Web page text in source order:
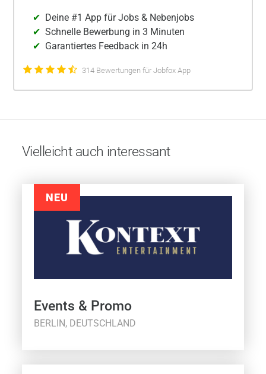
Deine #1 App für Jobs & Nebenjobs
Schnelle Bewerbung in 3 Minuten
Garantiertes Feedback in 24h
314 Bewertungen für Jobfox App
Vielleicht auch interessant
NEU
Events & Promo
BERLIN, DEUTSCHLAND